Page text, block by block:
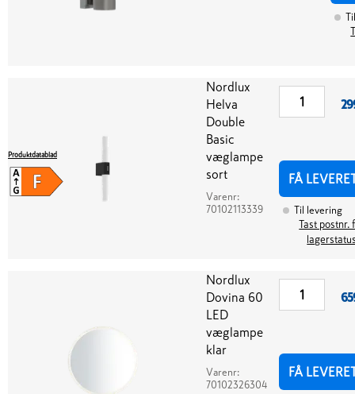
Nordlux
Helva
Double
Basic
væglampe
sort
Varenr:
70102113339
Produktdatablad
FÅ
Til levering
Tast postnr.
Nordlux
Dovina 60
LED
væglampe
klar
Varenr:
70102326304
FÅ